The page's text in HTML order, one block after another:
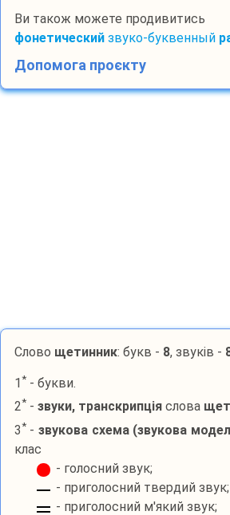
Ви також можете продивитись
фонетическийзвуко-буквенный
Допомога проєкту
Слово щетинник: букв - 8, звуків -
1 *- букви.
2*- звуки, транскрипціяслова
3*- звукова схема (звукова
клас
- голосний звук;
- приголосний твердий звук;
- приголосний м'який звук;